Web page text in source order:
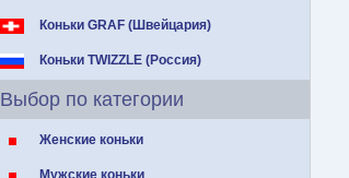
Коньки GRAF (Швейцария)
Коньки TWIZZLE (Россия)
Выбор по категории
Женские коньки
Мужские коньки